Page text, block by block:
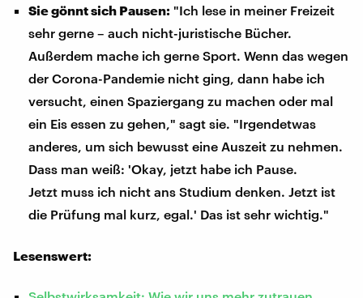
Sie gönnt sich Pausen: "Ich lese in meiner Freizeit
sehr gerne – auch nicht-juristische Bücher.
Außerdem mache ich gerne Sport. Wenn das wegen
der Corona-Pandemie nicht ging, dann habe ich
versucht, einen Spaziergang zu machen oder mal
ein Eis essen zu gehen," sagt sie. "Irgendetwas
anderes, um sich bewusst eine Auszeit zu nehmen.
Dass man weiß: 'Okay, jetzt habe ich Pause.
Jetzt muss ich nicht ans Studium denken. Jetzt ist
die Prüfung mal kurz, egal.' Das ist sehr wichtig."
Lesenswert: